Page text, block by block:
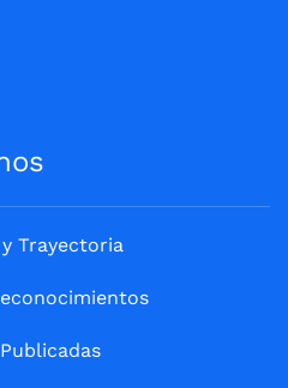
Trayectoria